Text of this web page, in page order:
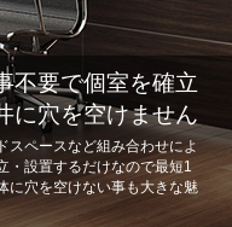
不要で個室を確立
に穴を空けません
スペースなど組み合わせによ
・設置するだけなので最短1
に穴を空けない事も大きな魅